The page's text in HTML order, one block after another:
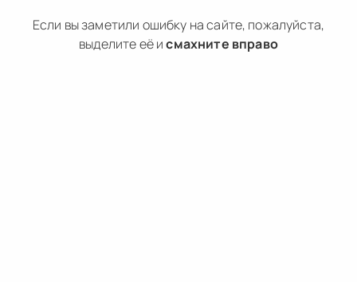
Если вы заметили ошибку на сайте, пожалуйста,
выделите её исмахните вправо